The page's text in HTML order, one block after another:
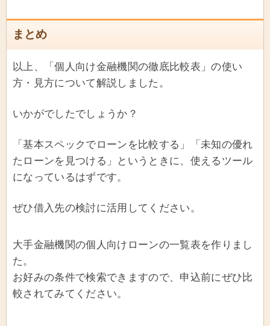
まとめ
以上、「個人向け金融機関の徹底比較表」の使い
方・見方について解説しました。
いかがでしたでしょうか？
「基本スペックでローンを比較する」「未知の優れ
たローンを見つける」というときに、使えるツール
になっているはずです。
ぜひ借入先の検討に活用してください。
大手金融機関の個人向けローンの一覧表を作りまし
た。
お好みの条件で検索できますので、申込前にぜひ比
較されてみてください。